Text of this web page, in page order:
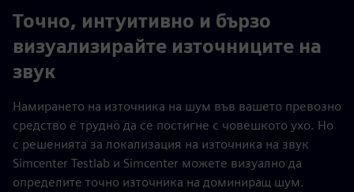
Точно, интуитивно и бързо
визуализирайте източниците на
звук
Намирането на източника на шум във вашето превозно
средство е трудно да се постигне с човешкото ухо. Но
с решенията за локализация на източника на звук
Simcenter Testlab и Simcenter можете визуално да
определите точно източника на доминиращ шум.